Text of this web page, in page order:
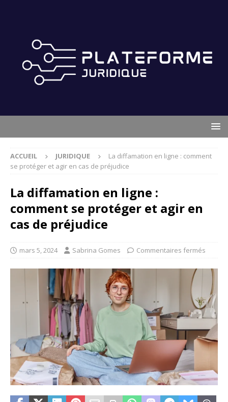
ACCUEIL JURIDIQUE
La diffamation en ligne : comment
se protéger et agir en cas de préjudice
La diffamation en ligne :
comment se protéger et agir en
cas de préjudice
mars 5, 2024 Sabrina Gomes Commentaires fermés